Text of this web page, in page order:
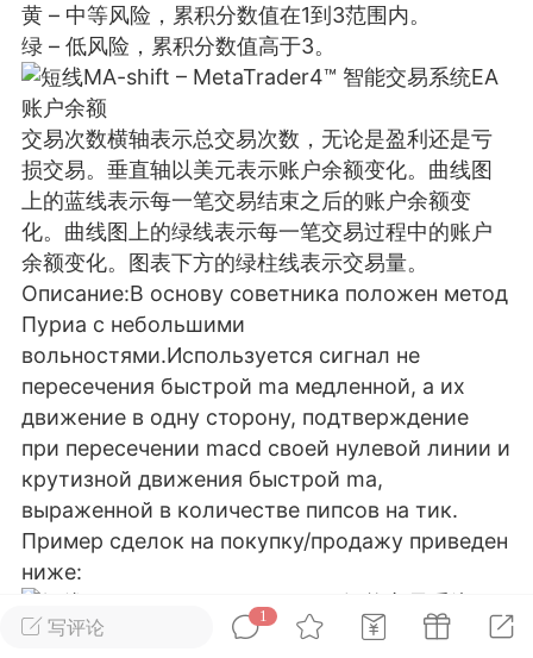
狼行黄金一次一单1.1你们期待的一
EA它来了，主打高胜率没浮亏！
黄金一次一单1.0你们期待的一次一单
了，主打高胜率没浮亏！复利模式下 历
2026.03.17 数据表现...
狼行天下 黄金
59 3.4k
Lv.9
电脑端
2024年 狼行天下A03.01软件大更
EA 增加货币版EA
写评论
1
黄 – 中等风险，累积分数值在1到3范围内。
绿 – 低风险，累积分数值高于3。
账户余额
交易次数横轴表示总交易次数，无论是盈利还是亏
损交易。垂直轴以美元表示账户余额变化。曲线图
上的蓝线表示每一笔交易结束之后的账户余额变
化。曲线图上的绿线表示每一笔交易过程中的账户
余额变化。图表下方的绿柱线表示交易量。
Описание:В основу советника положен метод
Пуриа с небольшими
вольностями.Используется сигнал не
пересечения быстрой ma медленной, а их
движение в одну сторону, подтверждение
при пересечении macd своей нулевой линии и
крутизной движения быстрой ma,
выраженной в количестве пипсов на тик.
Пример сделок на покупку/продажу приведен
ниже:
Оптимизация проведена для пары EURUSD на